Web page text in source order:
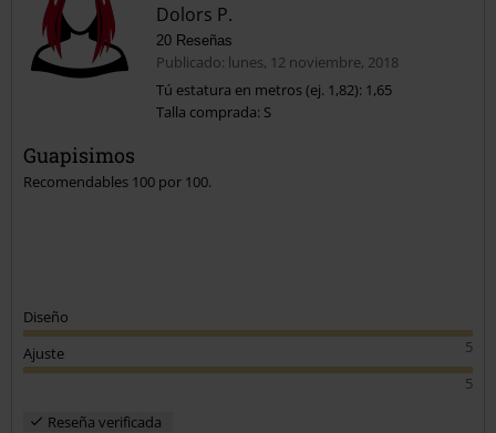
Enviar comentario
Dolors P.
20 Reseñas
Publicado: lunes, 12 noviembre, 2018
Tú estatura en metros (ej. 1,82): 1,65
Talla comprada: S
Guapisimos
Recomendables 100 por 100.
Diseño
5
Ajuste
5
Reseña verificada